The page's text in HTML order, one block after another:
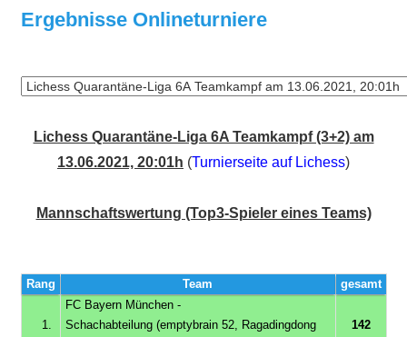
Ergebnisse Onlineturniere
Lichess Quarantäne-Liga 6A Teamkampf (3+2) am
13.06.2021, 20:01h (Turnierseite auf Lichess)
Mannschaftswertung (Top3-Spieler eines Teams)
Rang Team gesamt
1.
FC Bayern München -
Schachabteilung (emptybrain 52, Ragadingdong
142